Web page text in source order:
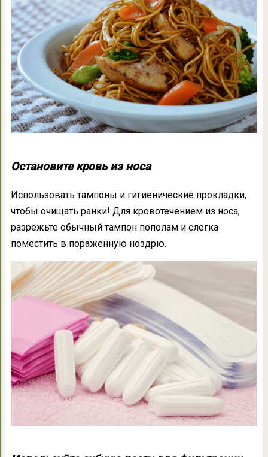
Остановите кровь из носа
Использовать тампоны и гигиенические прокладки,
чтобы очищать ранки! Для кровотечением из носа,
разрежьте обычный тампон пополам и слегка
поместить в пораженную ноздрю.